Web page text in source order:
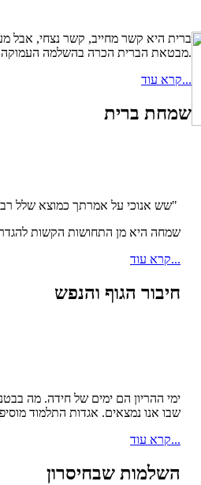
ברית היא קשר מחייב, קשר נצחי, אבל
מבטאת הברית הכרה בהשלמה העמוקה שמשלימים בני הברית זה את זה, כשכל אחד מהם מקבל מזולתו דבר-מה שהוא יקר עבורו עד כדי כך ששווה להיכנס למענו בקשר הברית.
קרא עוד...
שמחת ברית
"שש אנוכי על אמרתך כמוצא שלל
שמחה היא מן התחושות הקשות
קרא עוד...
חיבור הגוף והנפש
ימי ההריון הם ימים של חידה. מה
שבו אנו נמצאים. אגדות התלמוד
קרא עוד...
השלמות שבחיסרון